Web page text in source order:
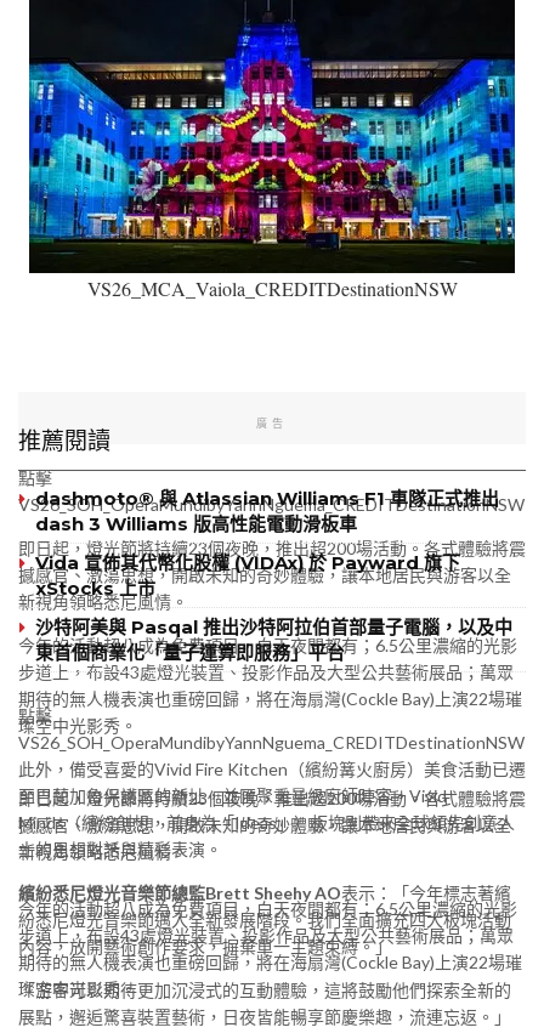
VS26_MCA_Vaiola_CREDITDestinationNSW
廣告
點擊
VS26_SOH_OperaMundibyYannNguema_CREDITDestinationNSW
即日起，燈光節將持續23個夜晚，推出超200場活動。各式體驗將震
撼感官、激蕩思想，開啟未知的奇妙體驗，讓本地居民與游客以全
新視角領略悉尼風情。
今年的活動超八成為免費項目，白天夜間都有；6.5公里濃縮的光影
步道上，布設43處燈光裝置、投影作品及大型公共藝術展品；萬眾
期待的無人機表演也重磅回歸，將在海扇灣(Cockle Bay)上演22場璀
璨空中光影秀。
此外，備受喜愛的Vivid Fire Kitchen（繽紛篝火廚房）美食活動已遷
至巴蘭加魯保護區的新址，並匯聚重量級廚師陣容。Vivid
Minds（繽紛創想，前身為「Ideas」）板塊則帶來全球領先創意人
士的思想對話與精彩表演。
繽紛悉尼燈光音樂節總監Brett Sheehy AO表示：「今年標志著繽
紛悉尼燈光音樂節邁入全新發展階段。我們全面擴充四大板塊活動
內容，放開藝術創作要求，摒棄單一主題束縛。」
「游客可以期待更加沉浸式的互動體驗，這將鼓勵他們探索全新的
展點，邂逅驚喜裝置藝術，日夜皆能暢享節慶樂趣，流連忘返。」
推薦閱讀
dashmoto® 與 Atlassian Williams F1 車隊正式推出
dash 3 Williams 版高性能電動滑板車
Vida 宣佈其代幣化股權 (VIDAx) 於 Payward 旗下
xStocks 上市
沙特阿美與 Pasqal 推出沙特阿拉伯首部量子電腦，以及中
東首個商業化「量子運算即服務」平台
點擊
VS26_SOH_OperaMundibyYannNguema_CREDITDestinationNSW
即日起，燈光節將持續23個夜晚，推出超200場活動。各式體驗將震
撼感官、激蕩思想，開啟未知的奇妙體驗，讓本地居民與游客以全
新視角領略悉尼風情。
今年的活動超八成為免費項目，白天夜間都有；6.5公里濃縮的光影
步道上，布設43處燈光裝置、投影作品及大型公共藝術展品；萬眾
期待的無人機表演也重磅回歸，將在海扇灣(Cockle Bay)上演22場璀
璨空中光影秀。